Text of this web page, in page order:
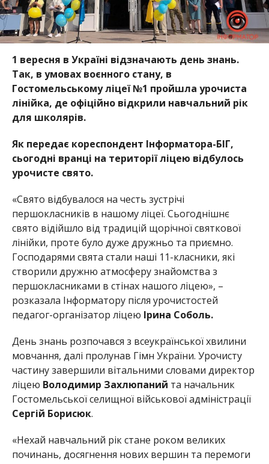
1 вересня в Україні відзначають день знань.
Так, в умовах воєнного стану, в
Гостомельському ліцеї №1 пройшла урочиста
лінійка, де офіційно відкрили навчальний рік
для школярів.
Як передає кореспондент Інформатора-БІГ,
сьогодні вранці на території ліцею відбулось
урочисте свято.
«Свято відбувалося на честь зустрічі
першокласників в нашому ліцеї. Сьогоднішнє
свято відійшло від традицій щорічної святкової
лінійки, проте було дуже дружньо та приємно.
Господарями свята стали наші 11-класники, які
створили дружню атмосферу знайомства з
першокласниками в стінах нашого ліцею», –
розказала Інформатору після урочистостей
педагог-організатор ліцею Ірина Cоболь.
День знань розпочався з всеукраїнської хвилини
мовчання, далі пролунав Гімн України. Урочисту
частину завершили вітальними словами директор
ліцею Володимир Захлюпаний та начальник
Гостомельської селищної військової адміністрації
Сергій Борисюк.
«Нехай навчальний рік стане роком великих
починань, досягнення нових вершин та перемоги